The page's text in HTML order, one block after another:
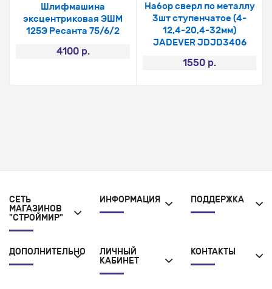
Шлифмашина
эксцентриковая ЭШМ
125Э Ресанта 75/6/2
4100 р.
Набор сверл по металлу
3шт ступенчатое (4-
12,4-20,4-32мм)
JADEVER JDJD3406
1550 р.
СЕТЬ
МАГАЗИНОВ
"СТРОЙМИР"
ИНФОРМАЦИЯ ПОДДЕРЖКА
ДОПОЛНИТЕЛЬНО
ЛИЧНЫЙ
КАБИНЕТ
КОНТАКТЫ